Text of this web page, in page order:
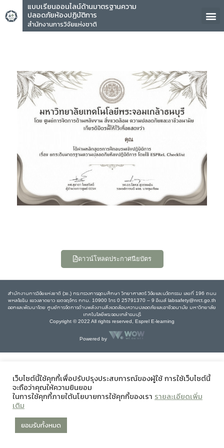
แบบเรียนออนไลน์ด้านมาตรฐานความ
ปลอดภัยห้องปฏิบัติการ
สำนักงานการวิจัยแห่งชาติ
คุณ
ดาวน์โหลดประกาศนียบัตร
สำนักงานการวิจัยแห่งชาติ (วช.) กระทรวงการอุดมศึกษา วิทยาศาสตร์ วิจัยและนวัตกรรม เลขที่ 196 ถนน
พหลโยธิน แขวงลาดยาว เขตจตุจักร กทม. 10900 โทร 0 25791370 – 9 อีเมล์ labsafety@nrct.go.th
ออกและพัฒนาโดย ศูนย์การจัดการด้านพลังงานสิ่งแวดล้อมความปลอดภัยและอาชีวอนามัย มหาวิทยาลัย
เทคโนโลยีพระจอมเกล้าธนบุรี
Copyright © 2022 All rights reserved, Esprel E-learning
Powered by
เว็บไซต์นี้ใช้คุกกี้เพื่อปรับปรุงประสบการณ์ของผู้ใช้ การใช้เว็บไซต์นี้
จะถือว่าคุณให้ความยินยอม
ในการใช้คุกกี้ภายใต้นโยบายการใช้คุกกี้ของเรา รายละเอียดเพิ่ม
เติม
ยอมรับทั้งหมด